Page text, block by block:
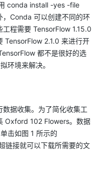
conda install -yes -file
Conda 可以创建不同的环
程需要 TensorFlow 1.15.0
TensorFlow 2.1.0 来进行开
都不是很好的选
环境来解决。
据收集。为了简化收集工
Oxford 102 Flowers。数据
击如图 1 所示的
链接就可以下载所需要的文